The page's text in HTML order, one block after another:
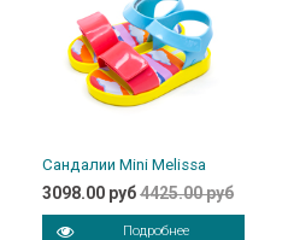
Сандалии Mini Melissa
3098.00 руб4425.00 руб
Подробнее